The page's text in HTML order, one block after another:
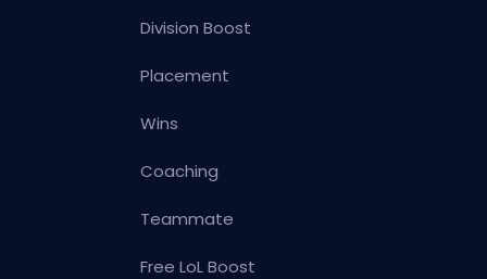
Division Boost
Placement
Wins
Coaching
Teammate
Free LoL Boost